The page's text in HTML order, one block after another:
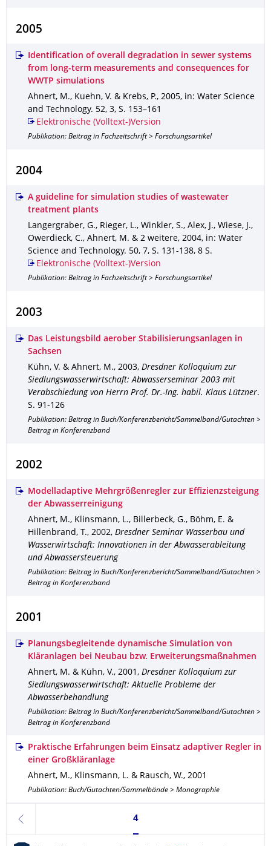
2005
Identification of overall degradation in sewer systems
from long-term measurements and consequences for
WWTP simulations
Ahnert, M., Kuehn, V. & Krebs, P., 2005, in: Water Science
and Technology. 52, 3, S. 153–161
Elektronische (Volltext-)Version
Publikation: Beitrag in Fachzeitschrift > Forschungsartikel
2004
A guideline for simulation studies of wastewater
treatment plants
Langergraber, G., Rieger, L., Winkler, S., Alex, J., Wiese, J.,
Owerdieck, C., Ahnert, M. & 2 weitere, 2004, in: Water
Science and Technology. 50, 7, S. 131-138, 8 S.
Elektronische (Volltext-)Version
Publikation: Beitrag in Fachzeitschrift > Forschungsartikel
2003
Das Leistungsbild aerober Stabilisierungsanlagen in
Sachsen
Kühn, V. & Ahnert, M., 2003, Dresdner Kolloquium zur
Siedlungswasserwirtschaft: Abwasserseminar 2003 mit
Verabschiedung von Herrn Prof. Dr.-Ing. habil. Klaus Lützner.
S. 91-126
Publikation: Beitrag in Buch/Konferenzbericht/Sammelband/Gutachten >
Beitrag in Konferenzband
2002
Modelladaptive Mehrgrößenregler zur Effizienzsteigung
der Abwasserreinigung
Ahnert, M., Klinsmann, L., Billerbeck, G., Böhm, E. &
Hillenbrand, T., 2002, Dresdner Seminar Wasserbau und
Wasserwirtschaft: Innovationen in der Abwasserableitung
und Abwassersteuerung
Publikation: Beitrag in Buch/Konferenzbericht/Sammelband/Gutachten >
Beitrag in Konferenzband
2001
Planungsbegleitende dynamische Simulation von
Kläranlagen bei Neubau bzw. Erweiterungsmaßnahmen
Ahnert, M. & Kühn, V., 2001 , Dresdner Kolloquium zur
Siedlungswasserwirtschaft: Aktuelle Probleme der
Abwasserbehandlung
Publikation: Beitrag in Buch/Konferenzbericht/Sammelband/Gutachten >
Beitrag in Konferenzband
Praktische Erfahrungen beim Einsatz adaptiver Regler in
einer Großkläranlage
Ahnert, M., Klinsmann, L. & Rausch, W., 2001
Publikation: Buch/Gutachten/Sammelbände > Monographie
zurück
Seite 4, aktuell ausgewählt
4